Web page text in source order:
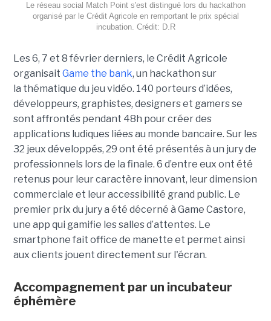
Le réseau social Match Point s'est distingué lors du hackathon
organisé par le Crédit Agricole en remportant le prix spécial
incubation. Crédit: D.R
Les 6, 7 et 8 février derniers, le Crédit Agricole
organisait Game the bank, un hackathon sur
la thématique du jeu vidéo. 140 porteurs d’idées,
développeurs, graphistes, designers et gamers se
sont affrontés pendant 48h pour créer des
applications ludiques liées au monde bancaire. Sur les
32 jeux développés, 29 ont été présentés à un jury de
professionnels lors de la finale. 6 d’entre eux ont été
retenus pour leur caractère innovant, leur dimension
commerciale et leur accessibilité grand public. Le
premier prix du jury a été décerné à Game Castore,
une app qui gamifie les salles d’attentes. Le
smartphone fait office de manette et permet ainsi
aux clients jouent directement sur l'écran.
Accompagnement par un incubateur
éphémère